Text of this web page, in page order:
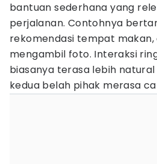
bantuan sederhana yang
perjalanan. Contohnya
rekomendasi tempat
mengambil foto. Interaksi
biasanya terasa lebih
kedua belah pihak merasa